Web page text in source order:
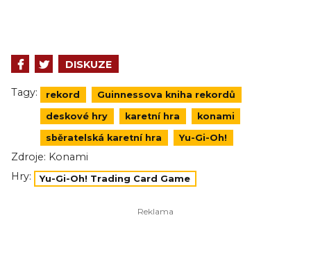
DISKUZE
Tagy: rekord Guinnessova kniha rekordů
deskové hry karetní hra konami
sběratelská karetní hra Yu-Gi-Oh!
Zdroje: Konami
Hry:
Yu-Gi-Oh! Trading Card Game